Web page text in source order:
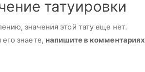
татуировки
значения этой тату еще нет.
знаете, напишите в комментариях